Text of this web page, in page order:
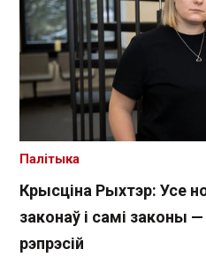
Крысціна Рыхтэр: Усе
законаў і самі законы
рэпрэсій
Палітыка